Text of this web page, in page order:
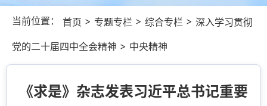
当前位置： 首页 > 专题专栏 > 综合专栏 > 深入学习贯彻
党的二十届四中全会精神 > 中央精神
《求是》杂志发表习近平总书记重要